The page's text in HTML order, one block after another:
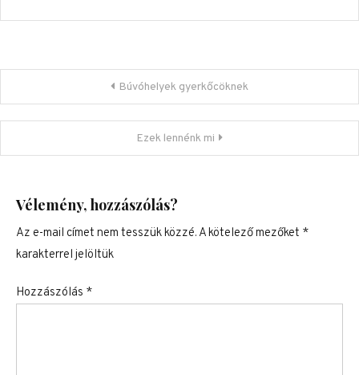
Bejegyzés navigáció
Búvóhelyek gyerkőcöknek
Ezek lennénk mi
Vélemény, hozzászólás?
Az e-mail címet nem tesszük közzé. A kötelező mezőket *
karakterrel jelöltük
Hozzászólás *